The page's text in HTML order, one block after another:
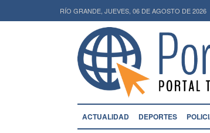
RÍO GRANDE, JUEVES, 06 DE AGOSTO DE 2026
ACTUALIDAD DEPORTES